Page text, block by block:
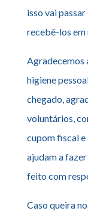
isso vai
recebê-los em
Agradecemos
higiene
chegado,
voluntários,
cupom fiscal
ajudam a
feito com
Caso queira